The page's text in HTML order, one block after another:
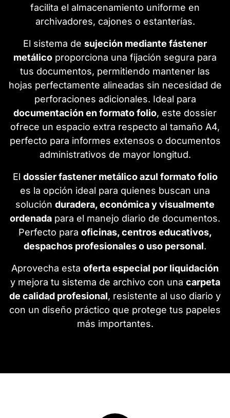
facilita el almacenamiento uniforme en
archivadores, cajones o estanterías.
El sistema de sujeción mediante fástener
metálico proporciona una fijación segura para
tus documentos, permitiendo mantener las
hojas perfectamente alineadas sin necesidad de
perforaciones adicionales. Ideal para
documentación en formato folio, este dossier
ofrece un espacio extra respecto al tamaño A4,
perfecto para informes extensos o documentos
administrativos de mayor longitud.
El dossier fastener metálico azul formato folio
es la opción ideal para quienes buscan una
solución duradera, económica y visualmente
ordenada para el manejo diario de documentos.
Perfecto para oficinas, centros educativos,
despachos profesionales o uso personal.
Aprovecha esta oferta especial por liquidación
y mejora tu sistema de archivo con una carpeta
de calidad profesional, resistente al uso diario y
con un diseño práctico que protege tus papeles
más importantes.